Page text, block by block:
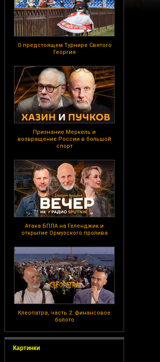
О предстоящем Турнире Святого
Георгия
Признание Меркель и
возвращение России в большой
спорт
Атака БПЛА на Геленджик и
открытие Ормузского пролива
Клеопатра, часть 2: финансовое
болото
Картинки